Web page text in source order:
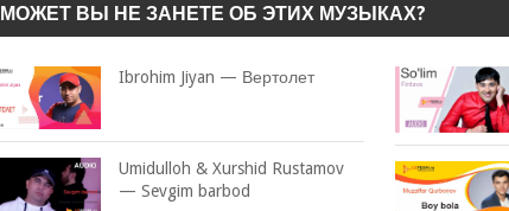
МОЖЕТ ВЫ НЕ ЗАНЕТЕ ОБ ЭТИХ МУЗЫКАХ?
Ibrohim Jiyan — Вертолет
Umidulloh & Xurshid Rustamov
— Sevgim barbod